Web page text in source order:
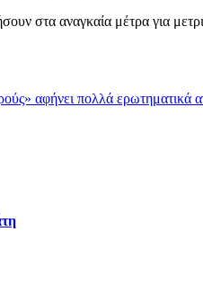
στα αναγκαία μέτρα για
αφήνει πολλά ερωτηματικά